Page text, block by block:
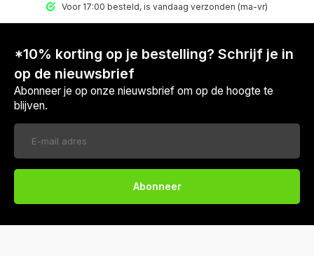
Voor 17:00 besteld, is vandaag verzonden (ma-vr)
*10% korting op je bestelling? Schrijf je in
op de nieuwsbrief
Abonneer je op onze nieuwsbrief om op de hoogte te
blijven.
Abonneer